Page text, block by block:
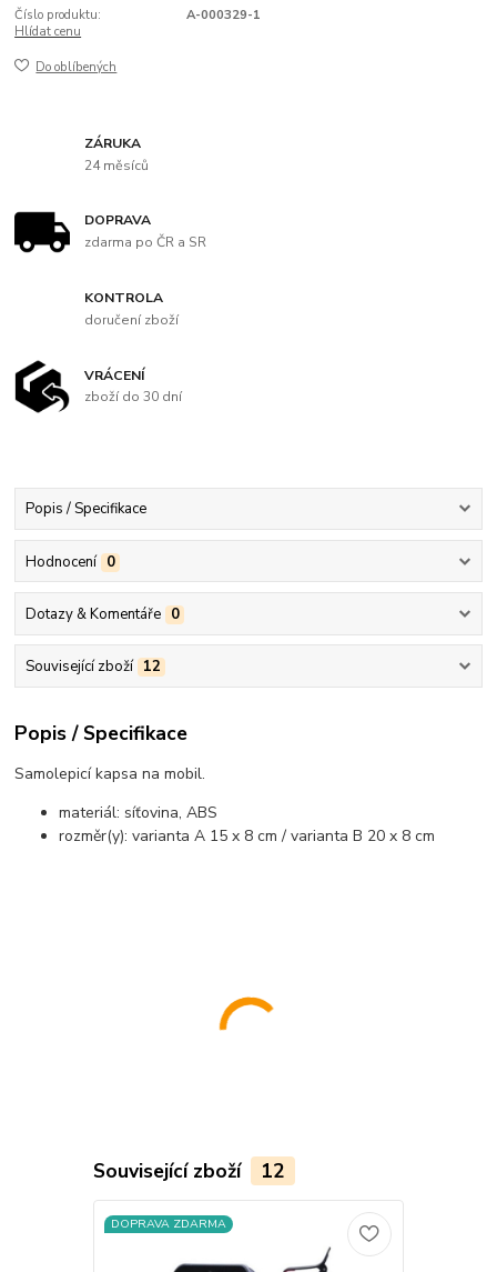
Číslo produktu:
A-000329-1
Hlídat cenu
Do oblíbených
ZÁRUKA
24 měsíců
DOPRAVA
zdarma po ČR a SR
KONTROLA
doručení zboží
VRÁCENÍ
zboží do 30 dní
Popis / Specifikace
Hodnocení 0
Dotazy & Komentáře 0
Související zboží 12
Popis / Specifikace
Samolepicí kapsa na mobil.
materiál: síťovina, ABS
rozměr(y): varianta A 15 x 8 cm / varianta B 20 x 8 cm
Související zboží 12
DOPRAVA ZDARMA